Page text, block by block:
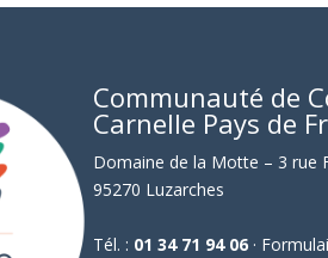
Communauté de
Carnelle Pays de
Domaine de la Motte – 3 rue
95270 Luzarches
Tél. : 01 34 71 94 06·